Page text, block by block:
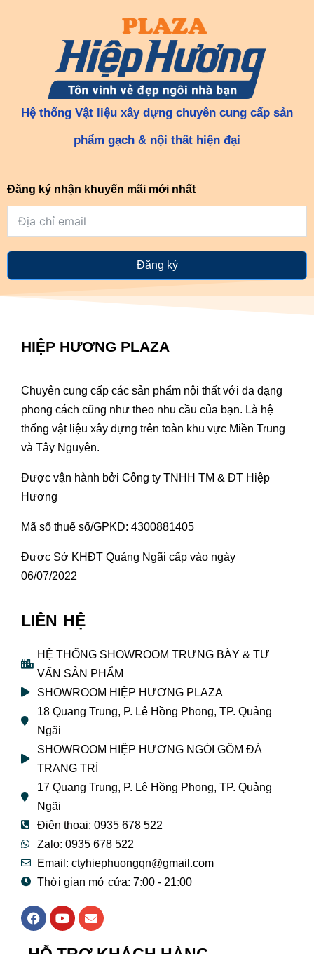
Hệ thống Vật liệu xây dựng chuyên cung cấp sản
phẩm gạch & nội thất hiện đại
Đăng ký nhận khuyến mãi mới nhất
Đăng ký
HIỆP HƯƠNG PLAZA
Chuyên cung cấp các sản phẩm nội thất với đa dạng
phong cách cũng như theo nhu cầu của bạn. Là hệ
thống vật liệu xây dựng trên toàn khu vực Miền Trung
và Tây Nguyên.
Được vận hành bởi Công ty TNHH TM & ĐT Hiệp
Hương
Mã số thuế số/GPKD: 4300881405
Được Sở KHĐT Quảng Ngãi cấp vào ngày
06/07/2022
LIÊN HỆ
HỆ THỐNG SHOWROOM TRƯNG BÀY & TƯ
VẤN SẢN PHẨM
SHOWROOM HIỆP HƯƠNG PLAZA
18 Quang Trung, P. Lê Hồng Phong, TP. Quảng
Ngãi
SHOWROOM HIỆP HƯƠNG NGÓI GỐM ĐÁ
TRANG TRÍ
17 Quang Trung, P. Lê Hồng Phong, TP. Quảng
Ngãi
Điện thoại: 0935 678 522
Zalo: 0935 678 522
Email: ctyhiephuongqn@gmail.com
Thời gian mở cửa: 7:00 - 21:00
F
a
e
Y
o
t
E
n
e